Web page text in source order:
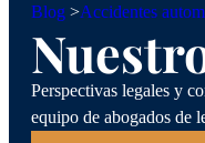
Blog >Accidentes
Perspectivas legales y
equipo de abogados de